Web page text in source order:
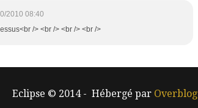
2010 08:40
/> <br /> <br /> <br />
Eclipse © 2014 - Hébergé par Overblog